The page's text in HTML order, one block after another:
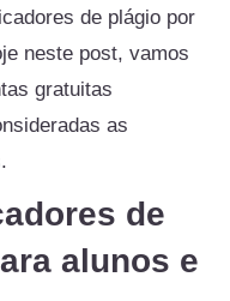
de plágio por
neste post, vamos
gratuitas
as
de
alunos e